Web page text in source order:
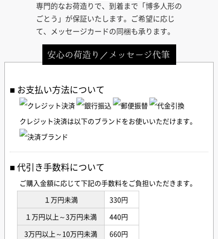
安心の荷造り／メッセージ代筆
専門的なお荷造りで、到着まで「博多人形の
ごとう」が保証いたします。ご希望に応じ
て、メッセージカードの同梱も承ります。
お支払い方法について
クレジット決済は以下のブランドをお使いいただけます。
代引き手数料について
ご購入金額に応じて下記の手数料をご負担いただきます。
１万円未満
330円
１万円以上～3万円未満
440円
3万円以上～10万円未満
660円